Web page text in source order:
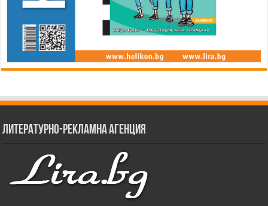
Литературно-рекламна агенция